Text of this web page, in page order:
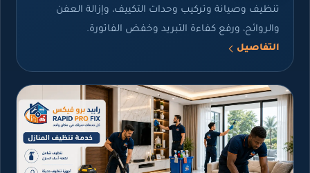
تنظيف وصيانة وتركيب وحدات التكييف، وإزالة العفن
والروائح، ورفع كفاءة التبريد وخفض الفاتورة.
التفاصيل